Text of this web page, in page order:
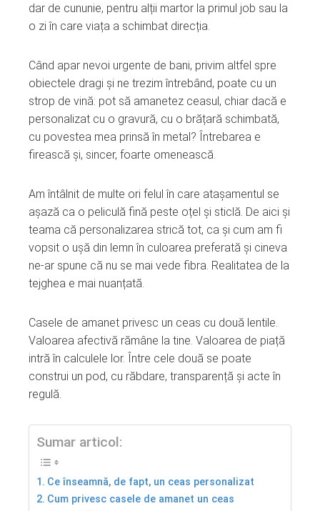
dar de cununie, pentru alții martor la primul job sau la
o zi în care viața a schimbat direcția.
Când apar nevoi urgente de bani, privim altfel spre
obiectele dragi și ne trezim întrebând, poate cu un
strop de vină: pot să amanetez ceasul, chiar dacă e
personalizat cu o gravură, cu o brățară schimbată,
cu povestea mea prinsă în metal? Întrebarea e
firească și, sincer, foarte omenească.
Am întâlnit de multe ori felul în care atașamentul se
așază ca o peliculă fină peste oțel și sticlă. De aici și
teama că personalizarea strică tot, ca și cum am fi
vopsit o ușă din lemn în culoarea preferată și cineva
ne-ar spune că nu se mai vede fibra. Realitatea de la
tejghea e mai nuanțată.
Casele de amanet privesc un ceas cu două lentile.
Valoarea afectivă rămâne la tine. Valoarea de piață
intră în calculele lor. Între cele două se poate
construi un pod, cu răbdare, transparență și acte în
regulă.
Sumar articol:
Ce înseamnă, de fapt, un ceas personalizat
Cum privesc casele de amanet un ceas